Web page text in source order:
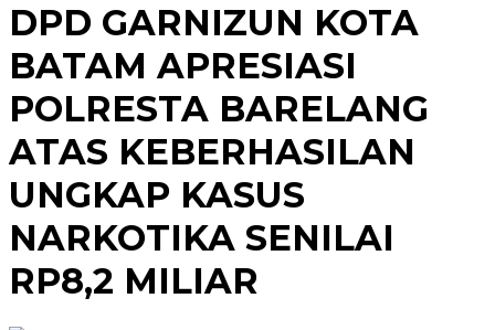
DPD GARNIZUN KOTA
BATAM APRESIASI
POLRESTA BARELANG
ATAS KEBERHASILAN
UNGKAP KASUS
NARKOTIKA SENILAI
RP8,2 MILIAR